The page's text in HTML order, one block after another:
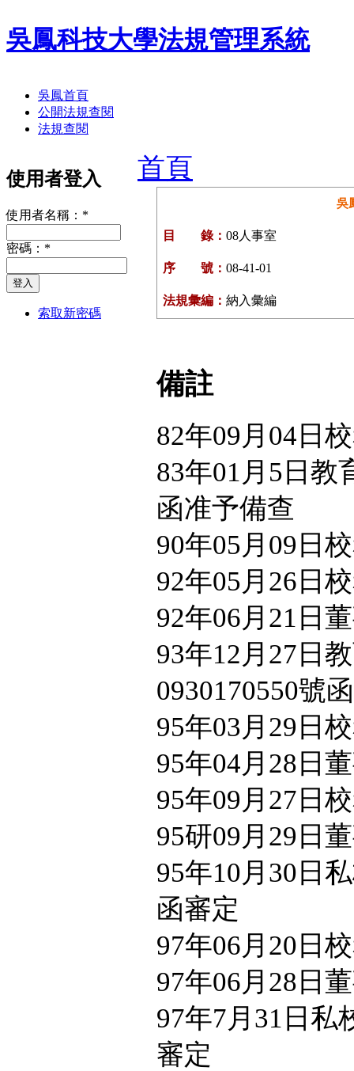
吳鳳科技大學法規管理系統
吳鳳首頁
公開法規查閱
法規查閱
使用者登入
使用者名稱： *
密碼： *
索取新密碼
首頁
吳
目 錄： 08人事室
序 號： 08-41-01
法規彙編： 納入彙編
備註
82年09月04日
83年01月5日教
函准予備查
90年05月09日
92年05月26日
92年06月21日
93年12月27日
0930170550號
95年03月29日
95年04月28日
95年09月27日
95研09月29日
95年10月30日
函審定
97年06月20日
97年06月28日
97年7月31日私
審定